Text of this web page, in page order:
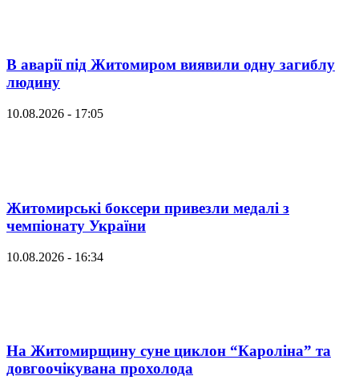
В аварії під Житомиром виявили одну загиблу
людину
10.08.2026 - 17:05
Житомирські боксери привезли медалі з
чемпіонату України
10.08.2026 - 16:34
На Житомирщину суне циклон “Кароліна” та
довгоочікувана прохолода